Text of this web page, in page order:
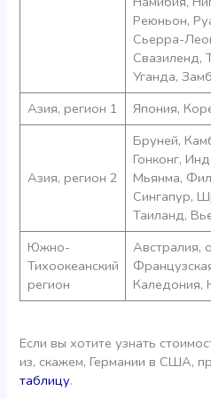
Реюньон,
Сьерра-
Свазиленд,
Уганда,
Азия, регион 1
Япония,
Азия, регион 2
Бруней,
Гонконг,
Мьянма,
Сингапур,
Таиланд,
Южно-
Тихоокеанский
регион
Австралия,
Каледония,
Если вы хотите узнать
из, скажем, Германии в США,
таблицу.